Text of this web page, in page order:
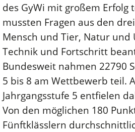
des GyWi mit großem Erfolg
mussten Fragen aus den
Mensch und Tier, Natur und
Technik und Fortschritt
Bundesweit nahmen 22790
5 bis 8 am Wettbewerb teil.
Jahrgangsstufe 5 entfielen
Von den möglichen 180
Fünftklässlern